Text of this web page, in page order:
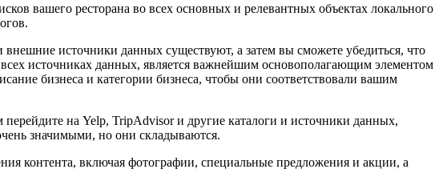
вашего ресторана во всех основных и релевантных объектах локального
источники данных существуют, а затем вы сможете убедиться, что
источниках данных, является важнейшим основополагающим элементом
бизнеса и категории бизнеса, чтобы они соответствовали вашим
на Yelp, TripAdvisor и другие каталоги и источники данных,
значимыми, но они складываются.
контента, включая фотографии, специальные предложения и акции, а